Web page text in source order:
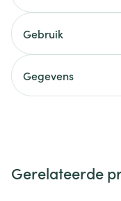
Gebruik
Gegevens
Gerelateerde